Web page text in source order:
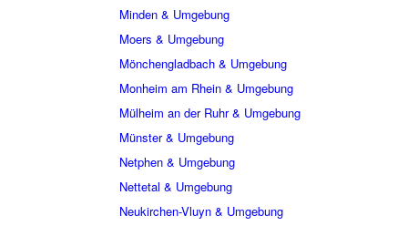
Minden & Umgebung
Moers & Umgebung
Mönchengladbach & Umgebung
Monheim am Rhein & Umgebung
Mülheim an der Ruhr & Umgebung
Münster & Umgebung
Netphen & Umgebung
Nettetal & Umgebung
Neukirchen-Vluyn & Umgebung